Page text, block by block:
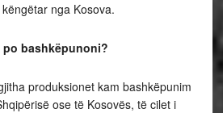
nga Kosova.
bashkëpunoni?
produksionet kam bashkëpunim
ose të Kosovës, të cilet i